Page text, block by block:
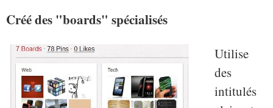
Créé des "boards" spécialisés
Utilise
des
intitulés